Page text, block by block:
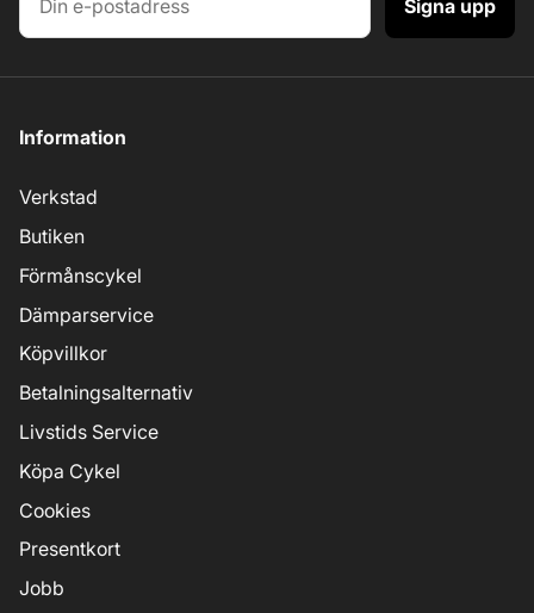
Signa upp
Information
Verkstad
Butiken
Förmånscykel
Dämparservice
Köpvillkor
Betalningsalternativ
Livstids Service
Köpa Cykel
Cookies
Presentkort
Jobb